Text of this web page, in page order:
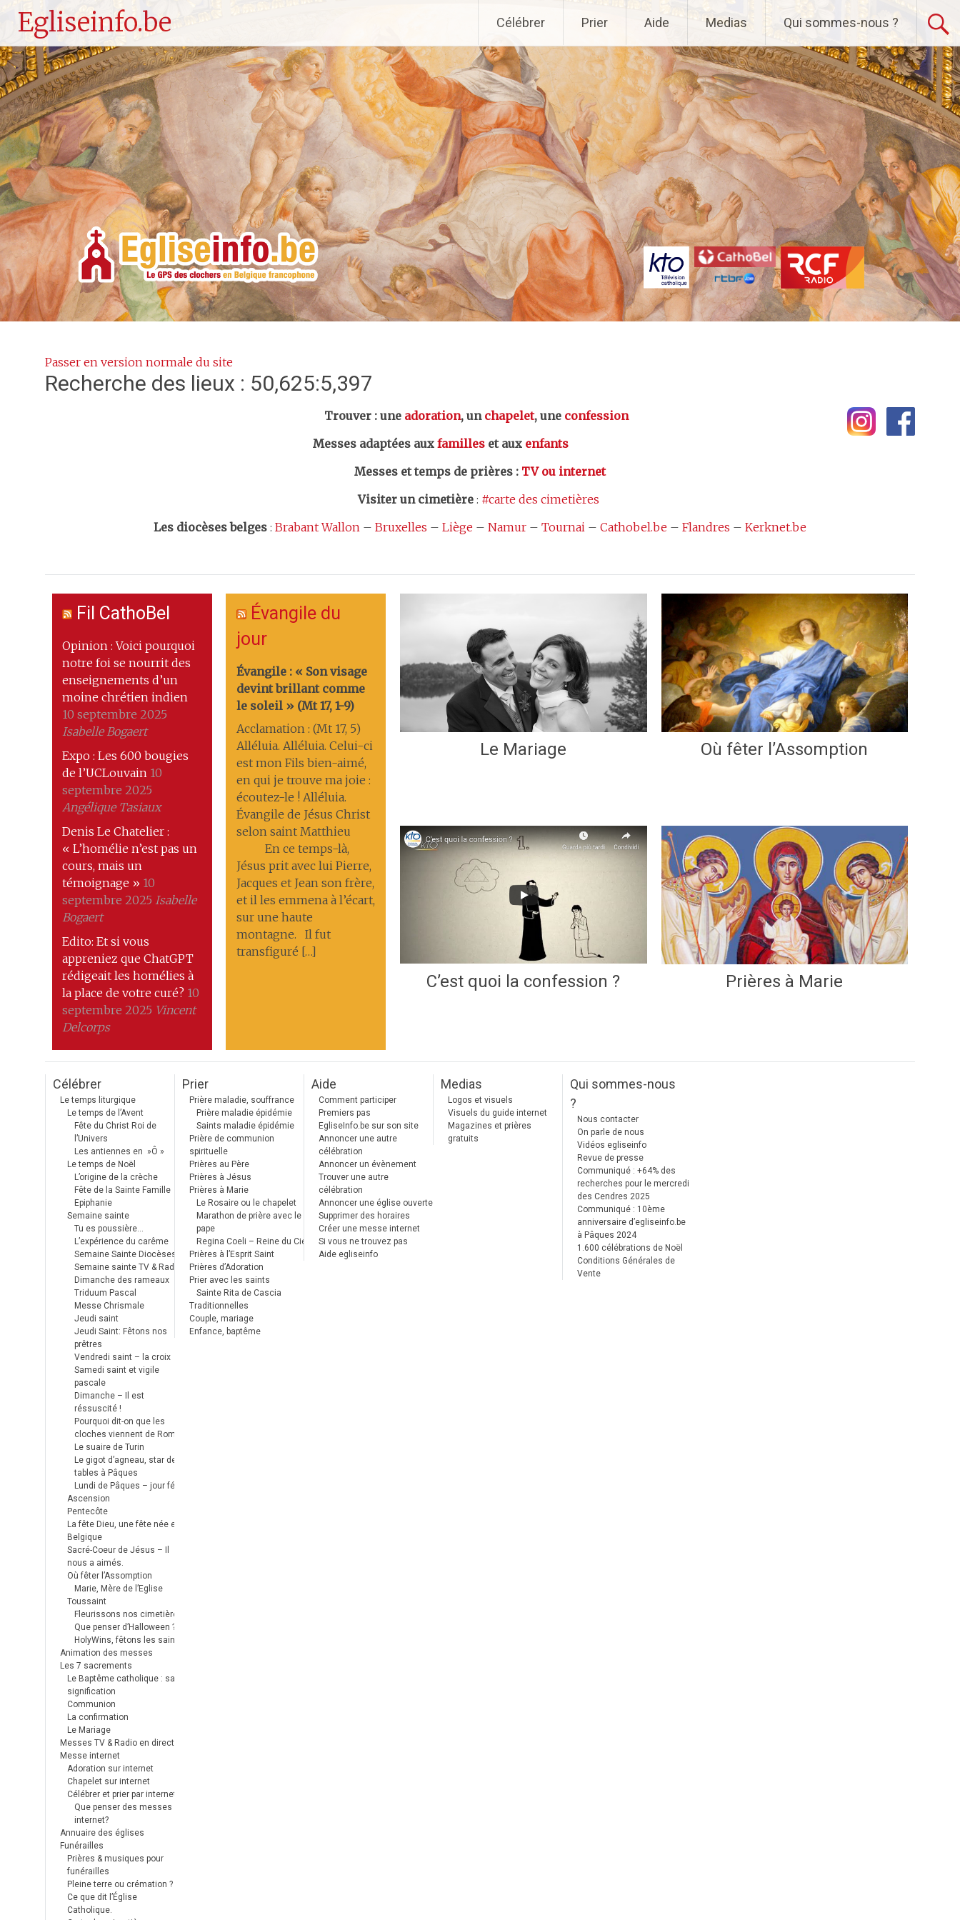
Egliseinfo.be
au
principal
Célébrer Prier Aide Medias Qui sommes-nous ?
Passer en version normale du site
Recherche des lieux : 50,625:5,397
Trouver : une adoration, un chapelet, une confession
Messes adaptées aux familles et aux enfants
Messes et temps de prières : TV ou internet
Visiter un cimetière : #carte des cimetières
Les diocèses belges : Brabant Wallon – Bruxelles – Liège – Namur – Tournai – Cathobel.be – Flandres – Kerknet.be
Fil CathoBel
Opinion : Voici pourquoi
notre foi se nourrit des
enseignements d’un
moine chrétien indien
10 septembre 2025
Isabelle Bogaert
Expo : Les 600 bougies
de l’UCLouvain 10
septembre 2025
Angélique Tasiaux
Denis Le Chatelier :
« L’homélie n’est pas un
cours, mais un
témoignage » 10
septembre 2025 Isabelle
Bogaert
Edito: Et si vous
appreniez que ChatGPT
rédigeait les homélies à
la place de votre curé? 10
septembre 2025 Vincent
Delcorps
Évangile du
jour
Évangile : « Son visage
devint brillant comme
le soleil » (Mt 17, 1-9)
Acclamation : (Mt 17, 5)
Alléluia. Alléluia. Celui-ci
est mon Fils bien-aimé,
en qui je trouve ma joie :
écoutez-le ! Alléluia.
Évangile de Jésus Christ
selon saint Matthieu
En ce temps-là,
Jésus prit avec lui Pierre,
Jacques et Jean son frère,
et il les emmena à l’écart,
sur une haute
montagne. Il fut
transfiguré […]
Le Mariage Où fêter l’Assomption
C’est quoi la confession ? Prières à Marie
Célébrer
Le temps liturgique
Le temps de l’Avent
Fête du Christ Roi de
l’Univers
Les antiennes en »Ô »
Le temps de Noël
L’origine de la crèche
Fête de la Sainte Famille
Epiphanie
Semaine sainte
Tu es poussière…
L’expérience du carême
Semaine Sainte Diocèses
Semaine sainte TV & Radio
Dimanche des rameaux
Triduum Pascal
Messe Chrismale
Jeudi saint
Jeudi Saint: Fêtons nos
prêtres
Vendredi saint – la croix
Samedi saint et vigile
pascale
Dimanche – Il est
réssuscité !
Pourquoi dit-on que les
cloches viennent de Rome ?
Le suaire de Turin
Le gigot d’agneau, star des
tables à Pâques
Lundi de Pâques – jour férié
Ascension
Pentecôte
La fête Dieu, une fête née en
Belgique
Sacré-Coeur de Jésus – Il
nous a aimés.
Où fêter l’Assomption
Marie, Mère de l’Eglise
Toussaint
Fleurissons nos cimetières
Que penser d’Halloween ?
HolyWins, fêtons les saints !
Animation des messes
Les 7 sacrements
Le Baptême catholique : sa
signification
Communion
La confirmation
Le Mariage
Messes TV & Radio en direct
Messe internet
Adoration sur internet
Chapelet sur internet
Célébrer et prier par internet
Que penser des messes
internet?
Annuaire des églises
Funérailles
Prières & musiques pour
funérailles
Pleine terre ou crémation ?
Ce que dit l’Église
Catholique.
Prier
Prière maladie, souffrance
Prière maladie épidémie
Saints maladie épidémie
Prière de communion
spirituelle
Prières au Père
Prières à Jésus
Prières à Marie
Le Rosaire ou le chapelet
Marathon de prière avec le
pape
Regina Coeli – Reine du Ciel
Prières à l’Esprit Saint
Prières d’Adoration
Prier avec les saints
Sainte Rita de Cascia
Traditionnelles
Couple, mariage
Enfance, baptême
Aide
Comment participer
Premiers pas
EgliseInfo.be sur son site
Annoncer une autre
célébration
Annoncer un évènement
Trouver une autre
célébration
Annoncer une église ouverte
Supprimer des horaires
Créer une messe internet
Si vous ne trouvez pas
Aide egliseinfo
Medias
Logos et visuels
Visuels du guide internet
Magazines et prières
gratuits
Qui sommes-nous
?
Nous contacter
On parle de nous
Vidéos egliseinfo
Revue de presse
Communiqué : +64% des
recherches pour le mercredi
des Cendres 2025
Communiqué : 10ème
anniversaire d’egliseinfo.be
à Pâques 2024
1.600 célébrations de Noël
Conditions Générales de
Vente